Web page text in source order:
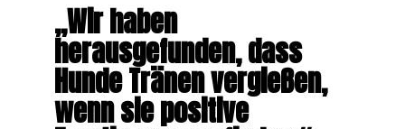
„Wir haben
herausgefunden, dass
Hunde Tränen vergießen,
wenn sie positive